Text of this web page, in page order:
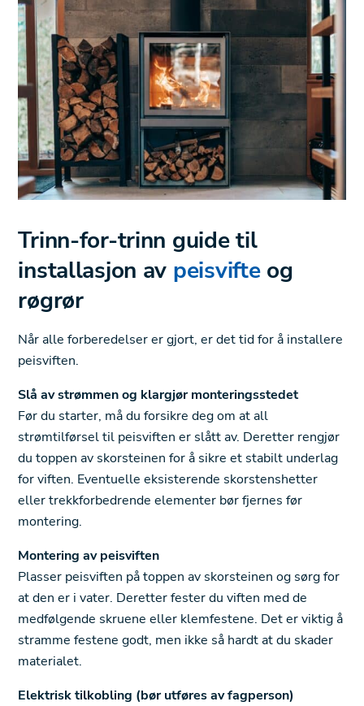
Trinn-for-trinn guide til
installasjon av peisvifteog
røgrør
Når alle forberedelser er gjort, er det tid for å installere
peisviften.
Slå av strømmen og klargjør monteringsstedet
Før du starter, må du forsikre deg om at all
strømtilførsel til peisviften er slått av. Deretter rengjør
du toppen av skorsteinen for å sikre et stabilt underlag
for viften. Eventuelle eksisterende skorstenshetter
eller trekkforbedrende elementer bør fjernes før
montering.
Montering av peisviften
Plasser peisviften på toppen av skorsteinen og sørg for
at den er i vater. Deretter fester du viften med de
medfølgende skruene eller klemfestene. Det er viktig å
stramme festene godt, men ikke så hardt at du skader
materialet.
Elektrisk tilkobling (bør utføres av fagperson)